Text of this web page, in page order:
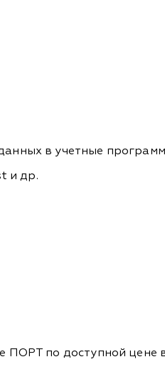
в учетные
и др.
ПОРТ по доступной цене